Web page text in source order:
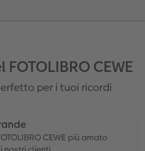
CEWE
per i tuoi ricordi
CEWE più amato